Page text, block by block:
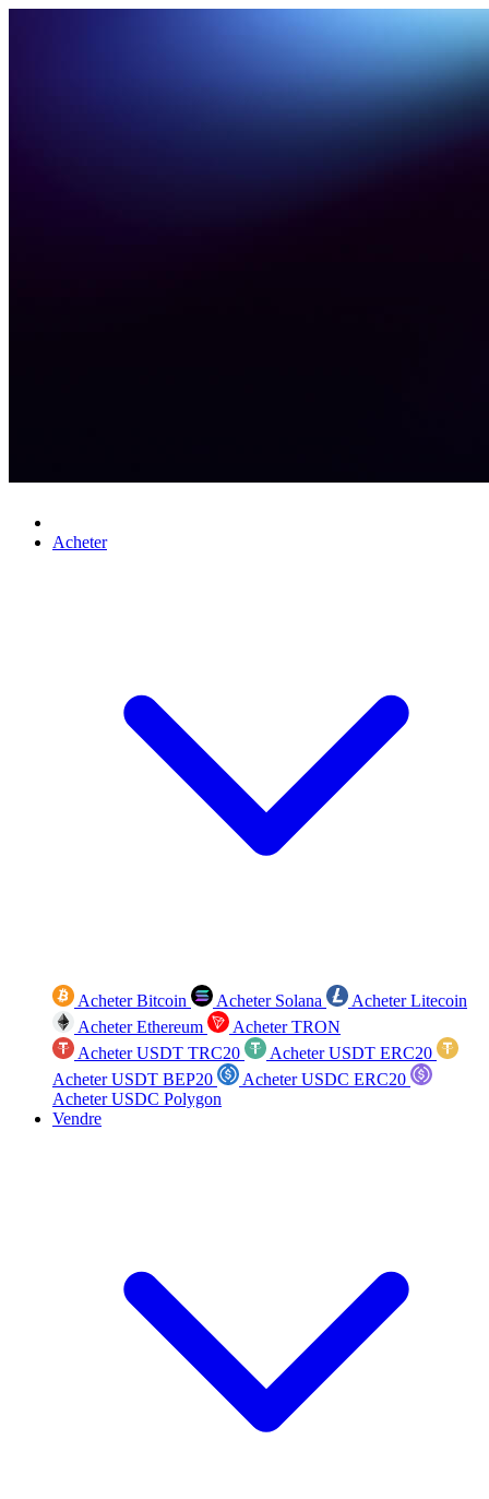
Acheter
Acheter Bitcoin Acheter Solana
Acheter Litecoin
Acheter Ethereum
Acheter TRON
Acheter USDT TRC20
Acheter USDT ERC20
Acheter USDT BEP20
Acheter USDC ERC20
Acheter USDC Polygon
Vendre